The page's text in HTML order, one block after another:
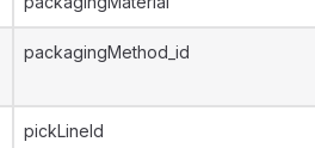
packagingMethod_id
pickLineId